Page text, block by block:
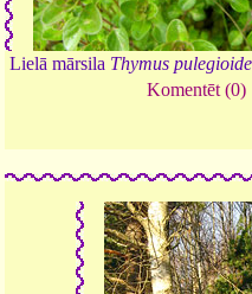
Lielā mārsila Thymus
Komentēt (0)